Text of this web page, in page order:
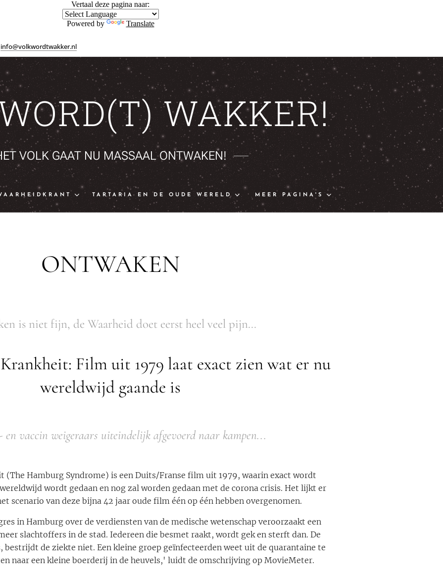
Vertaal deze pagina naar:
Powered by Translate
info@volkwordtwakker.nl
WAKKER!
VOLK GAAT NU MASSAAL ONTWAKEN!
TARTARIA EN DE OUDE WERELD MEER PAGINA'S
ONTWAKEN
is niet fijn, de Waarheid doet eerst heel veel pijn...
Film uit 1979 laat exact zien wat er nu
wereldwijd gaande is
en vaccin weigeraars uiteindelijk afgevoerd naar kampen...
(The Hamburg Syndrome) is een Duits/Franse film uit 1979, waarin exact wordt
wordt gedaan en nog zal worden gedaan met de corona crisis. Het lijkt er
scenario van deze bijna 42 jaar oude film één op één hebben overgenomen.
in Hamburg over de verdiensten van de medische wetenschap veroorzaakt een
slachtoffers in de stad. Iedereen die besmet raakt, wordt gek en sterft dan. De
bestrijdt de ziekte niet. Een kleine groep geïnfecteerden weet uit de quarantaine te
naar een kleine boerderij in de heuvels,' luidt de omschrijving op MovieMeter.